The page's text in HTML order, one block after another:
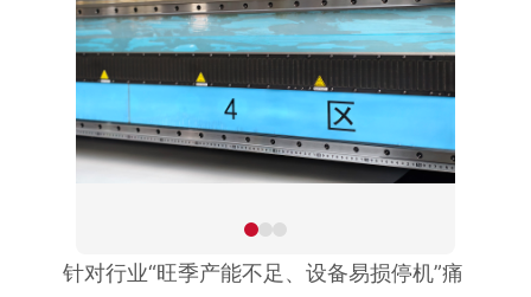
针对行业“旺季产能不足、设备易损停机”痛